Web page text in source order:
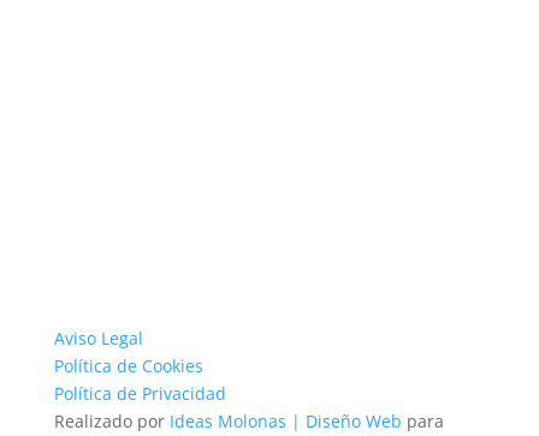
Aviso Legal
Política de Cookies
Política de Privacidad
Realizado por Ideas Molonas | Diseño Web para